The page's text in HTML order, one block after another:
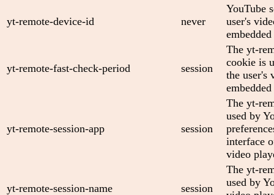
yt-remote-device-id never
YouTube
user's
yt-remote-fast-check-period session
The yt-
cookie is
the user's
yt-remote-session-app session
The yt-
used by
interface
video
yt-remote-session-name session
The yt-
used by